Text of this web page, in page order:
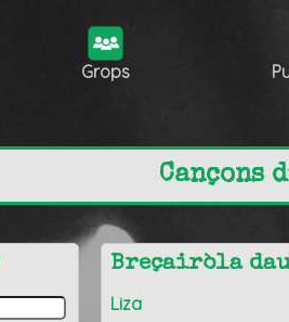
Grops
Cançons
Breçairòla
Liza